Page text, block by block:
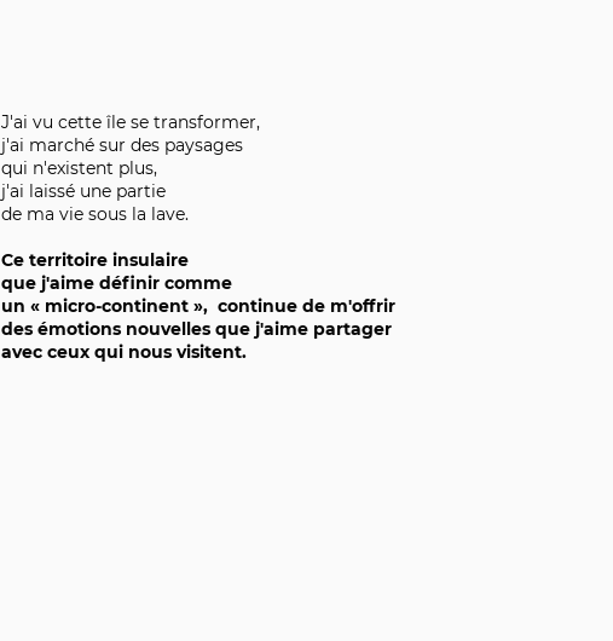
J'ai vu cette île se transformer,
j'ai marché sur des paysages
qui n'existent plus,
j'ai laissé une partie
de ma vie sous la lave.
Ce territoire insulaire
que j'aime définir comme
un « micro-continent », continue de m'offrir
des émotions nouvelles quej'aime partager
avec ceux qui nous visitent.